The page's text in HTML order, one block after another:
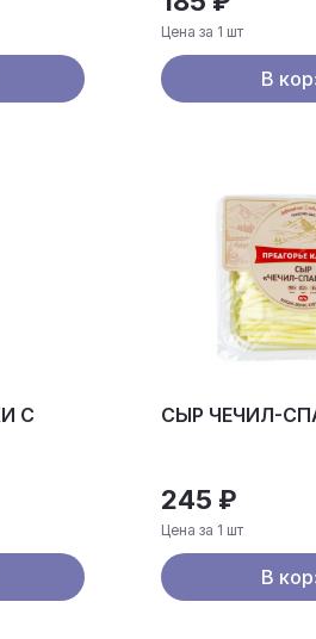
Цена за 1 шт
В
С
СЫР ЧЕЧИЛ-
245 ₽
Цена за 1 шт
В